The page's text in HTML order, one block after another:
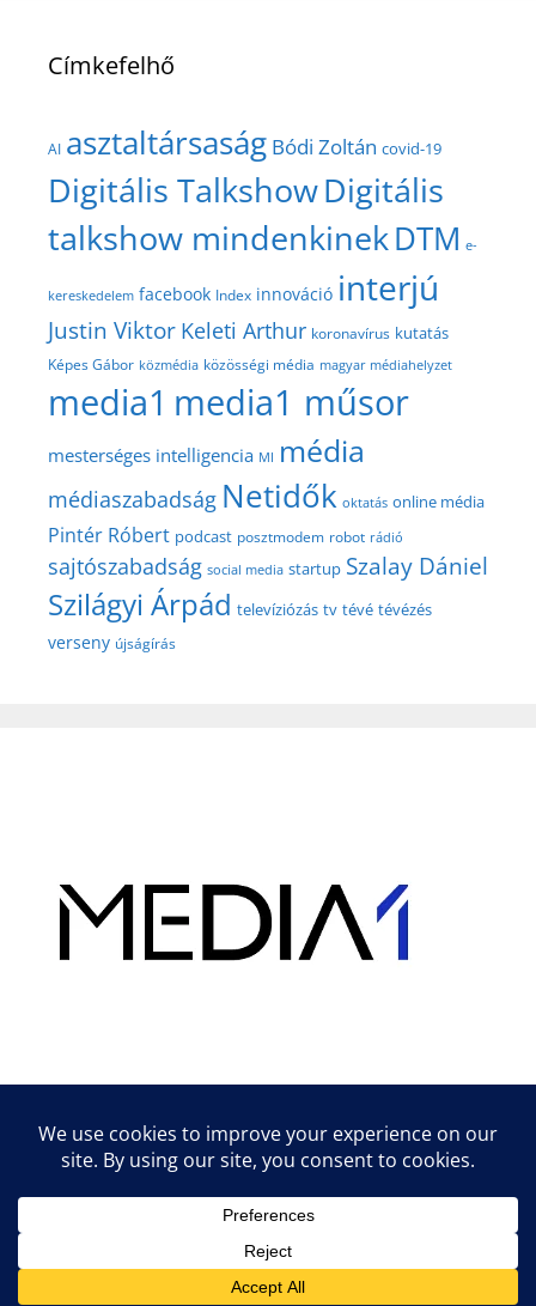
Címkefelhő
AI asztaltársaság Bódi Zoltán covid-19
Digitális TalkshowDigitális
talkshow mindenkinekDTM e-
kereskedelem facebook Index innováció interjú
Justin Viktor Keleti Arthur koronavírus kutatás
Képes Gábor közmédia közösségi média magyar médiahelyzet
media1 media1 műsor
mesterséges intelligencia MI média
médiaszabadság Netidők oktatás online média
Pintér Róbert podcast posztmodem robot rádió
sajtószabadság social media startup Szalay Dániel
Szilágyi Árpád televíziózás tv tévé tévézés
verseny újságírás
Lifestyle tippek & trükkök
© 2026 vipcast.hu powered by Media1• Készült
GeneratePress